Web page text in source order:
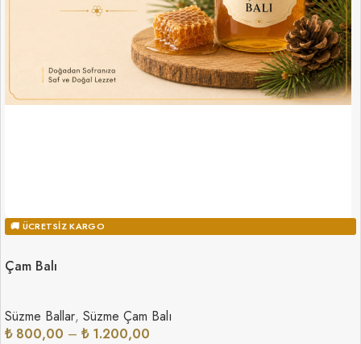
🚚 ÜCRETSIZ KARGO
Çam Balı
Süzme Ballar, Süzme Çam Balı
₺800,00 – ₺1.200,00